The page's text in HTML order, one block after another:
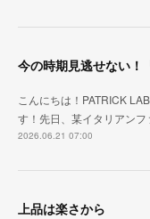
こんにちは！PATRICK
す！先日、某イタリアン
2026.06.21 07:00
上品は楽さから